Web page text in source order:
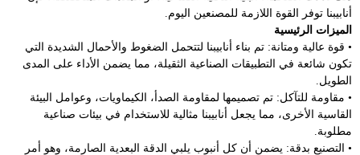
أنابيبنا توفر القوة اللازمة للمصنعين اليوم.
الميزات الرئيسية
• قوة عالية ومتانة: تم بناء أنابيبنا لتتحمل الضغوط والأحمال الشديدة التي
تكون شائعة في التطبيقات الصناعية الثقيلة، مما يضمن الأداء على المدى
الطويل.
• مقاومة للتآكل: تم تصميمها لمقاومة الصدأ، الكيماويات، وعوامل البيئة
القاسية الأخرى، مما يجعل أنابيبنا مثالية للاستخدام في بيئات صناعية
مطلوبة.
• التصنيع بدقة: يضمن أن كل أنبوب يلبي الدقة البعدية الصارمة، وهو أمر